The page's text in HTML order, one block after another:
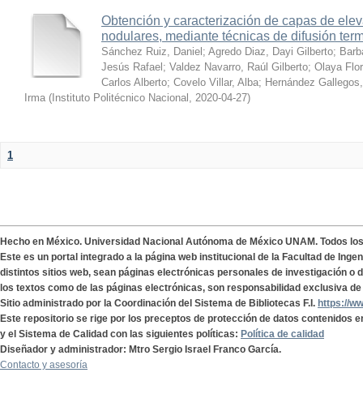
Obtención y caracterización de capas de
nodulares, mediante técnicas de difusión
Sánchez Ruiz, Daniel ; Agredo Diaz, Dayi Gilberto;
Jesús Rafael ; Valdez Navarro, Raúl Gilberto; Olaya
Carlos Alberto; Covelo Villar, Alba; Hernández
Irma ( Instituto Politécnico Nacional , 2020-04-27)
1
Hecho en México. Universidad Nacional Autónoma de México UNAM. Todos
Este es un portal integrado a la página web institucional de la Facultad de
distintos sitios web, sean páginas electrónicas personales de investigación o
los textos como de las páginas electrónicas, son responsabilidad exclusiva
Sitio administrado por la Coordinación del Sistema de Bibliotecas F.I. https://
Este repositorio se rige por los preceptos de protección de datos contenidos
y el Sistema de Calidad con las siguientes políticas: Política de calidad
Diseñador y administrador: Mtro Sergio Israel Franco García.
Contacto y asesoría